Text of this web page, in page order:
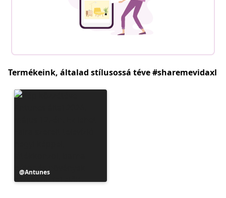
Termékeink, általad stílusossá téve #sharemevidaxl
Bejegyzés
közzétevője
Antunes